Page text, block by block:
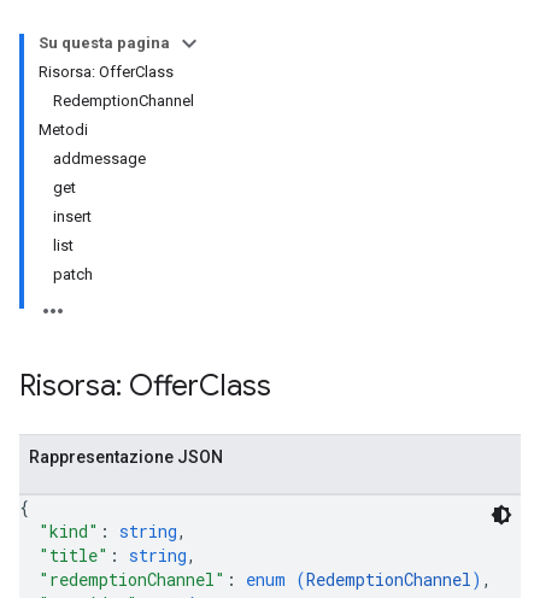
Su questa pagina
Risorsa: OfferClass
RedemptionChannel
Metodi
addmessage
get
insert
list
patch
Risorsa: OfferClass
Rappresentazione JSON
{
"kind" : string,
"title" : string,
"redemptionChannel" : enum (RedemptionChannel) ,